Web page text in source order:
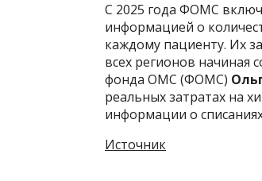
С 2025 года ФОМС
информацией о
каждому пациенту. Их
всех регионов начиная
фонда ОМС (ФОМС)
реальных затратах на
информации о
Источник